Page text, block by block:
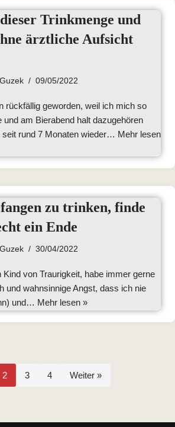
Trinkmenge und
ärztliche Aufsicht
09/05/2022
rückfällig geworden, weil ich mich so
und am Bierabend halt dazugehören
rund 7 Monaten wieder… Mehr lesen
zu trinken, finde
ein Ende
30/04/2022
Kind von Traurigkeit, habe immer gerne
und wahnsinnige Angst, dass ich nie
und… Mehr lesen »
2 3 4 Weiter »